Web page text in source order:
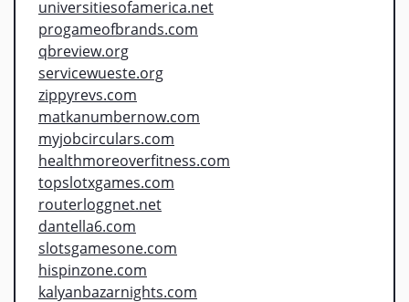
universitiesofamerica.net
progameofbrands.com
qbreview.org
servicewueste.org
zippyrevs.com
matkanumbernow.com
myjobcirculars.com
healthmoreoverfitness.com
topslotxgames.com
routerloggnet.net
dantella6.com
slotsgamesone.com
hispinzone.com
kalyanbazarnights.com